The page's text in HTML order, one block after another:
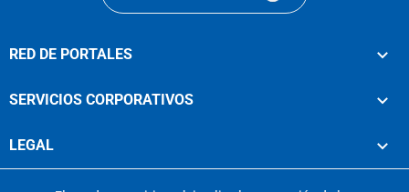
RED DE PORTALES
SERVICIOS CORPORATIVOS
LEGAL